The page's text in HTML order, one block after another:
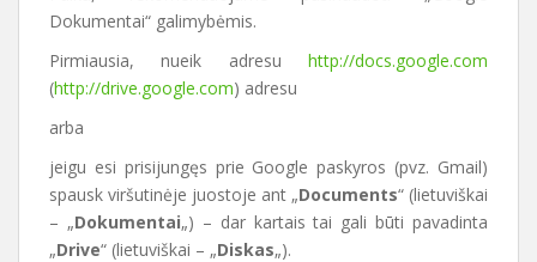
Dokumentai“ galimybėmis.
Pirmiausia, nueik adresu http://docs.google.com
(http://drive.google.com) adresu
arba
jeigu esi prisijungęs prie Google paskyros (pvz. Gmail)
spausk viršutinėje juostoje ant „Documents“ (lietuviškai
– „Dokumentai„) – dar kartais tai gali būti pavadinta
„Drive“ (lietuviškai – „Diskas„).